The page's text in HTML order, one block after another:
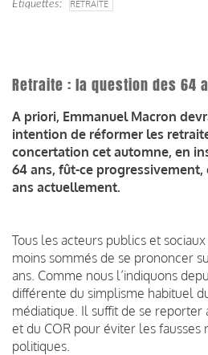
Étiquettes RETRAITE
Retraite : la question des 64
A priori, Emmanuel Macron
intention de réformer les
concertation cet automne, en
64 ans, fût-ce progressivement,
ans actuellement.
Tous les acteurs publics et
moins sommés de se prononcer
ans. Comme nous l’indiquons
différente du simplisme habituel
médiatique. Il suffit de se reporter
et du COR pour éviter les
politiques.